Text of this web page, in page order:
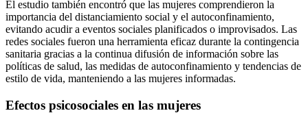
El estudio también encontró que las mujeres comprendieron la
importancia del distanciamiento social y el autoconfinamiento,
evitando acudir a eventos sociales planificados o improvisados. Las
redes sociales fueron una herramienta eficaz durante la contingencia
sanitaria gracias a la continua difusión de información sobre las
políticas de salud, las medidas de autoconfinamiento y tendencias de
estilo de vida, manteniendo a las mujeres informadas.
Efectos psicosociales en las mujeres